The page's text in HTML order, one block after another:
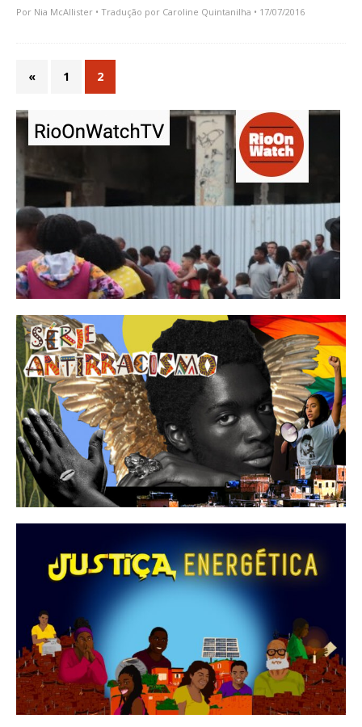
Por Nia McAllister • Tradução por Caroline Quintanilha • 17/07/2016
« 1 2